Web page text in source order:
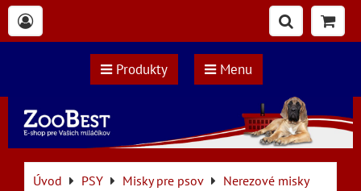
Produkty Menu
Úvod PSY Misky pre psov
Nerezové misky